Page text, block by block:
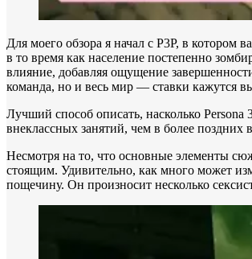
Для моего обзора я начал с P3P, в котором
в то время как население постепенно
влияние, добавляя ощущение
команда, но и весь мир — ставки кажутся
Лучший способ описать, насколько
внеклассных занятий, чем в более поздних
Несмотря на то, что основные элементы
стоящим. Удивительно, как много может
пощечину. Он произносит несколько